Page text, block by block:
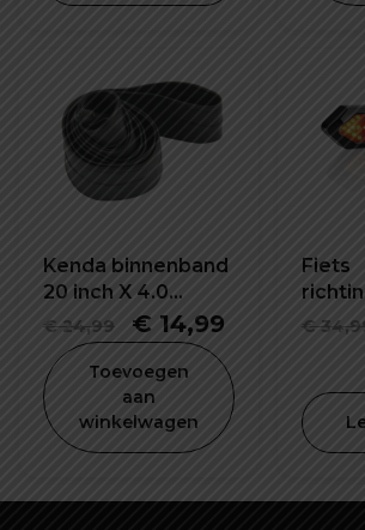
Kenda binnenband
20 inch X 4.0
K1188E
€24,99
Oorspronkelijke
was:
€ 24,99.
€ 14,99 Huidige
prijs
is:
€ 14,99.
Toevoegen
aan
winkelwagen
Fiets
€